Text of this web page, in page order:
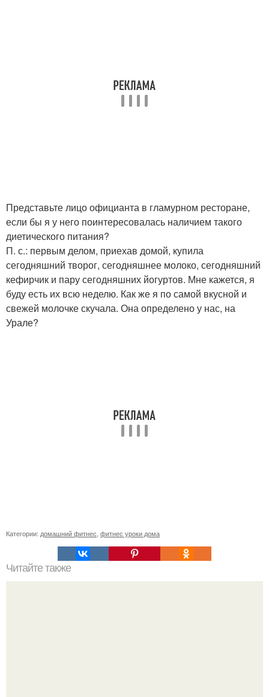
Представьте лицо официанта в гламурном ресторане,
если бы я у него поинтересовалась наличием такого
диетического питания?
П. с.: первым делом, приехав домой, купила
сегодняшний творог, сегодняшнее молоко, сегодняшний
кефирчик и пару сегодняшних йогуртов. Мне кажется, я
буду есть их всю неделю. Как же я по самой вкусной и
свежей молочке скучала. Она определено у нас, на
Урале?
Категории: домашний фитнес фитнес уроки дома
Читайте также